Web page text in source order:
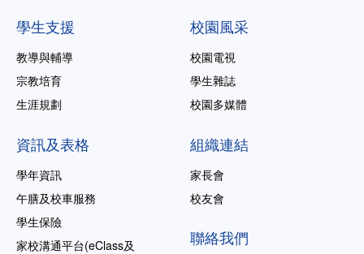
學生支援
教導與輔導
宗教培育
生涯規劃
校園風采
校園電視
學生雜誌
校園多媒體
資訊及表格
學年資訊
午膳及校車服務
學生保險
家校溝通平台(eClass及
組織連結
家長會
校友會
聯絡我們